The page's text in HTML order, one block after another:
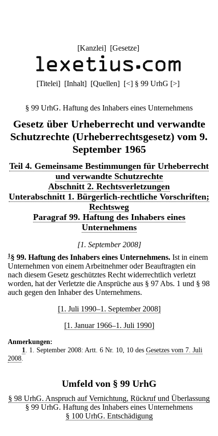
[Kanzlei] [Gesetze]
[Titelei] [Inhalt] [Quellen] [<] § 99 UrhG [>]
§ 99 UrhG. Haftung des Inhabers eines Unternehmens
Gesetz über Urheberrecht und verwandte
Schutzrechte (Urheberrechtsgesetz) vom 9.
September 1965
Teil 4. Gemeinsame Bestimmungen für Urheberrecht
und verwandte Schutzrechte
Abschnitt 2. Rechtsverletzungen
Unterabschnitt 1. Bürgerlich-rechtliche Vorschriften;
Rechtsweg
Paragraf 99. Haftung des Inhabers eines
Unternehmens
[1. September 2008]
1 § 99. Haftung des Inhabers eines Unternehmens. Ist in einem
Unternehmen von einem Arbeitnehmer oder Beauftragten ein
nach diesem Gesetz geschütztes Recht widerrechtlich verletzt
worden, hat der Verletzte die Ansprüche aus § 97 Abs. 1 und § 98
auch gegen den Inhaber des Unternehmens.
[1. Juli 1990–1. September 2008]
[1. Januar 1966–1. Juli 1990]
Anmerkungen:
1
. 1. September 2008: Artt. 6 Nr. 10, 10 des Gesetzes vom 7. Juli
2008
Umfeld von § 99 UrhG
§ 98 UrhG. Anspruch auf Vernichtung, Rückruf und Überlassung
§ 99 UrhG. Haftung des Inhabers eines Unternehmens
§ 100 UrhG. Entschädigung